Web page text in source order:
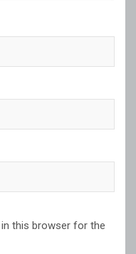
this browser for the